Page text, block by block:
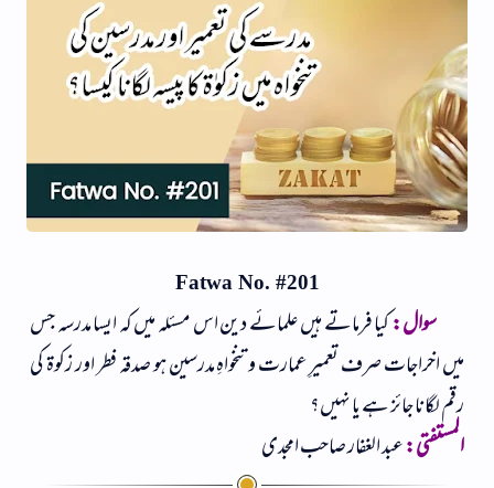
Fatwa No. #201
سوال:کیا فرماتے ہیں علمائے دین اس مسئلہ میں کہ ایسا مدرسہ جس
میں اخراجات صرف تعمیرِ عمارت و تنخواہِ مدرسین ہو صدقہ فطر اور زکوۃ کی
رقم لگانا جائز ہے یا نہیں؟
المستفتی:عبد الغفار صاحب امجدی